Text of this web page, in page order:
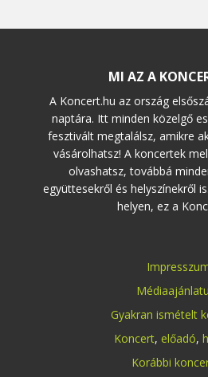
MI AZ A
A Koncert.hu az ország
naptára. Itt minden közelgő
fesztivált megtalálsz, amikre
vásárolhatsz! A koncertek
olvashatsz, továbbá
együttesekről és helyszínekről
helyen, ez a
Gyakran ismételt
Koncert, előadó,
Korábbi